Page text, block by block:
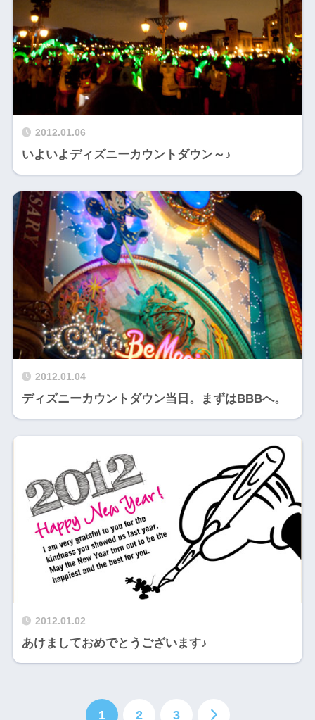
2012.01.06
いよいよディズニーカウントダウン～♪
2012.01.04
ディズニーカウントダウン当日。まずはBBBへ。
2012.01.02
あけましておめでとうございます♪
1 2 3